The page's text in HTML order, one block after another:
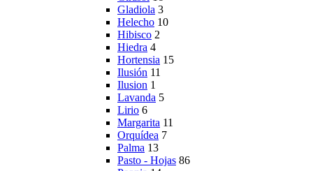
Gladiola 3
Helecho 10
Hibisco 2
Hiedra 4
Hortensia 15
Ilusión 11
Ilusion 1
Lavanda 5
Lirio 6
Margarita 11
Orquídea 7
Palma 13
Pasto - Hojas 86